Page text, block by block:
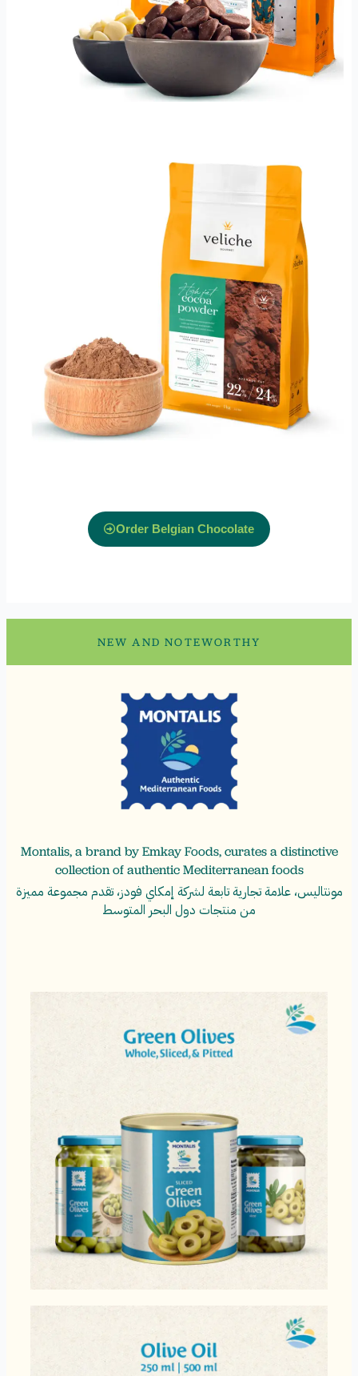
Order Belgian Chocolate
NEW AND NOTEWORTHY
Montalis, a brand by Emkay Foods, curates a distinctive
collection of authentic Mediterranean foods
مونتاليس، علامة تجارية تابعة لشركة إمكاي فودز، تقدم مجموعة مميزة
من منتجات دول البحر المتوسط